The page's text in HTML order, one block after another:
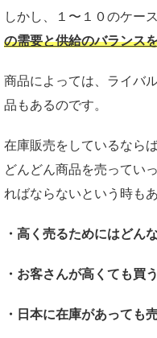
しかし、１〜１０のケー
の需要と供給のバランス
商品によっては、ライバ
品もあるのです。
在庫販売をしているなら
どんどん商品を売ってい
ればならないという時もあ
・高く売るためにはどん
・お客さんが高くても買
・日本に在庫があっても